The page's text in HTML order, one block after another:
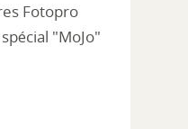
Fotopro
"MoJo"